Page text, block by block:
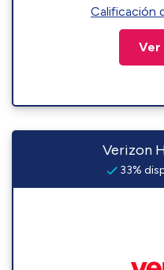
Calificación
Ver
Verizon
33%